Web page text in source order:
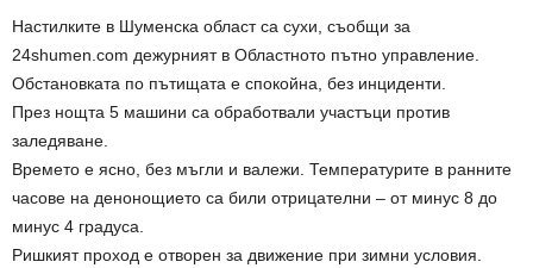
Настилките в Шуменска област са сухи, съобщи за
24shumen.com дежурният в Областното пътно управление.
Обстановката по пътищата е спокойна, без инциденти.
През нощта 5 машини са обработвали участъци против
заледяване.
Времето е ясно, без мъгли и валежи. Температурите в ранните
часове на денонощието са били отрицателни – от минус 8 до
минус 4 градуса.
Ришкият проход е отворен за движение при зимни условия.